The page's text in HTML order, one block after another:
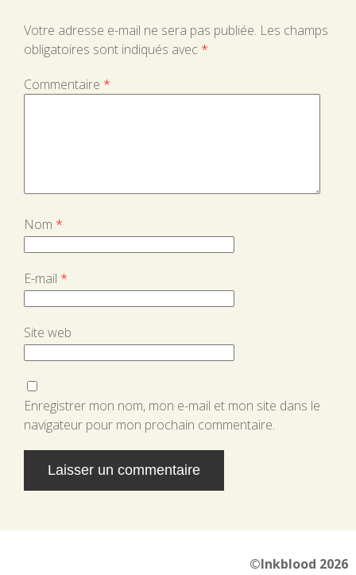
Votre adresse e-mail ne sera pas publiée. Les champs
obligatoires sont indiqués avec *
Commentaire *
Nom *
E-mail *
Site web
Enregistrer mon nom, mon e-mail et mon site dans le
navigateur pour mon prochain commentaire.
©Inkblood 2026